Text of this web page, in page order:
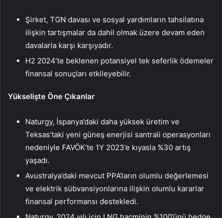
Şirket, TGN davası ve sosyal yardımların tahsilatına
ilişkin tartışmalar da dahil olmak üzere devam eden
davalarla karşı karşıyadır.
H2 2024’te beklenen potansiyel tek seferlik ödemeler
finansal sonuçları etkileyebilir.
Yükselişte Öne Çıkanlar
Naturgy, İspanya’daki daha yüksek üretim ve
Teksas’taki yeni güneş enerjisi santrali operasyonları
nedeniyle FAVÖK’te 1Y 2023’e kıyasla %30 artış
yaşadı.
Avustralya’daki mevcut PPA’ların olumlu değerlemesi
ve elektrik sübvansiyonlarına ilişkin olumlu kararlar
finansal performansı destekledi.